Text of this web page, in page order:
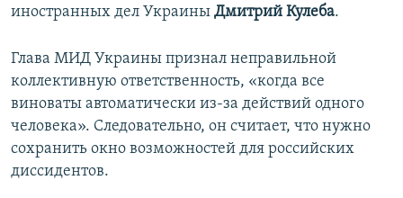
иностранных дел Украины Дмитрий Кулеба.
Глава МИД Украины признал неправильной
коллективную ответственность, «когда все
виноваты автоматически из-за действий одного
человека». Следовательно, он считает, что нужно
сохранить окно возможностей для российских
диссидентов.